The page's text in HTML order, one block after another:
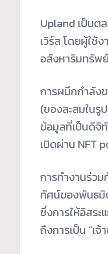
Upland เป็นต
เวิร์ส โดยผู้ใช้
อสังหาริมทรัพ
การผนึกกำลัง
(ของสะสมในรู
ข้อมูลที่เป็นดิจิ
เปิดผ่าน NFT
การทำงานร่ว
ทัศน์ของพันธมิ
ซึ่งการให้อิสร
ถึงการเป็น “เ